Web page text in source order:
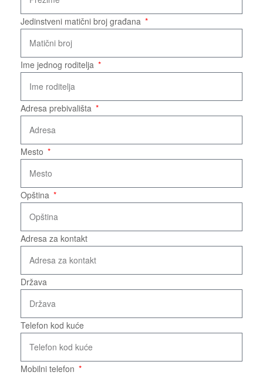
Jedinstveni matični broj građana
Ime jednog roditelja
Adresa prebivališta
Mesto
Opština
Adresa za kontakt
Država
Telefon kod kuće
Mobilni telefon